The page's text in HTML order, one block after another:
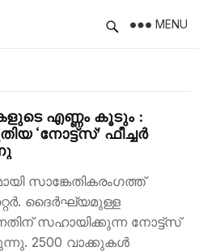
MENU
എണ്ണം കൂടും :
‘നോട്ട്‌സ്’ ഫീച്ചര്‍
സാങ്കേതികരംഗത്ത്
ദൈര്‍ഘ്യമുള്ള
സഹായിക്കുന്ന നോട്ട്‌സ്
2500 വാക്കുകള്‍